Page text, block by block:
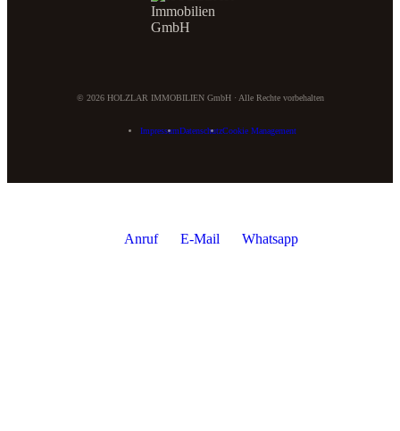
© 2026HOLZLAR IMMOBILIEN GmbH · Alle Rechte vorbehalten
ImpressumDatenschutzCookie Management
Anruf E-Mail Whatsapp